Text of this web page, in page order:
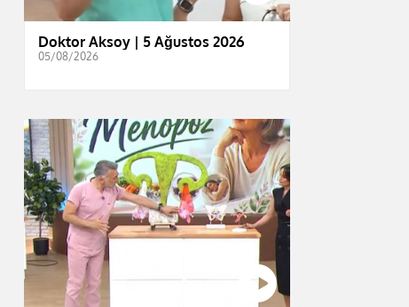
Doktor Aksoy | 5 Ağustos 2026
05/08/2026